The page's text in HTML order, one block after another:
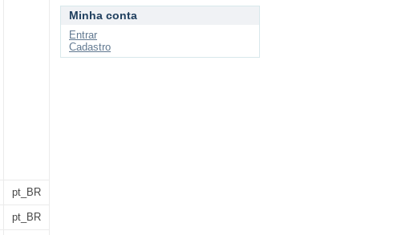
pt_BR
pt_BR
Minha conta
Entrar
Cadastro